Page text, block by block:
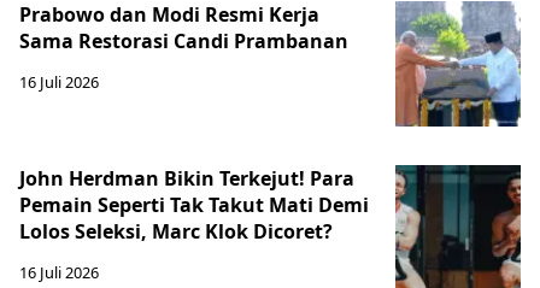
Prabowo dan Modi Resmi Kerja
Sama Restorasi Candi Prambanan
16 Juli 2026
John Herdman Bikin Terkejut! Para
Pemain Seperti Tak Takut Mati Demi
Lolos Seleksi, Marc Klok Dicoret?
16 Juli 2026